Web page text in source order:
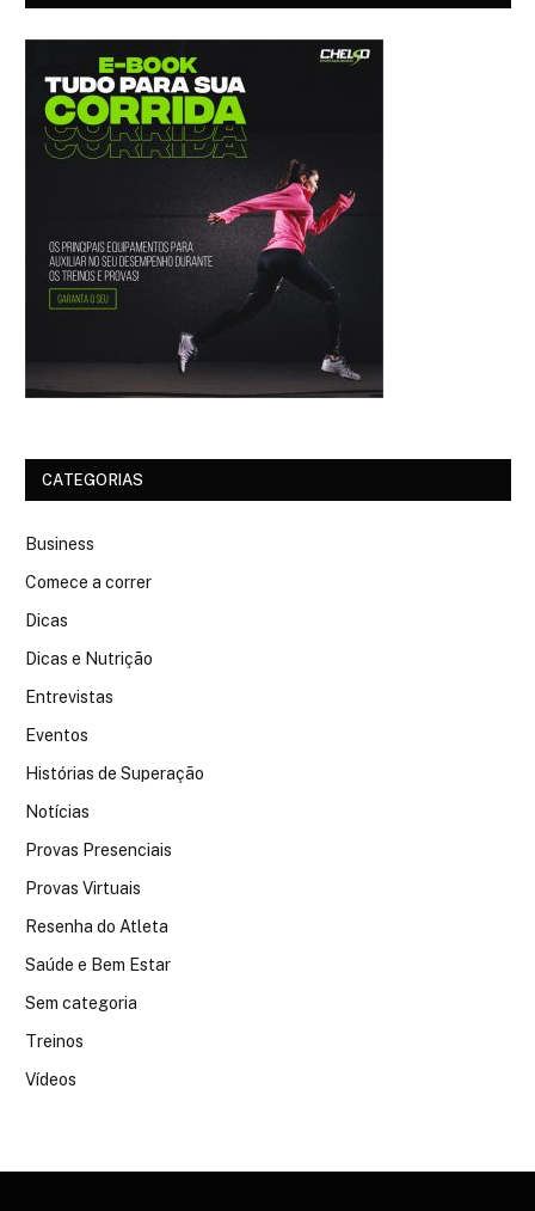
CATEGORIAS
Business
Comece a correr
Dicas
Dicas e Nutrição
Entrevistas
Eventos
Histórias de Superação
Notícias
Provas Presenciais
Provas Virtuais
Resenha do Atleta
Saúde e Bem Estar
Sem categoria
Treinos
Vídeos